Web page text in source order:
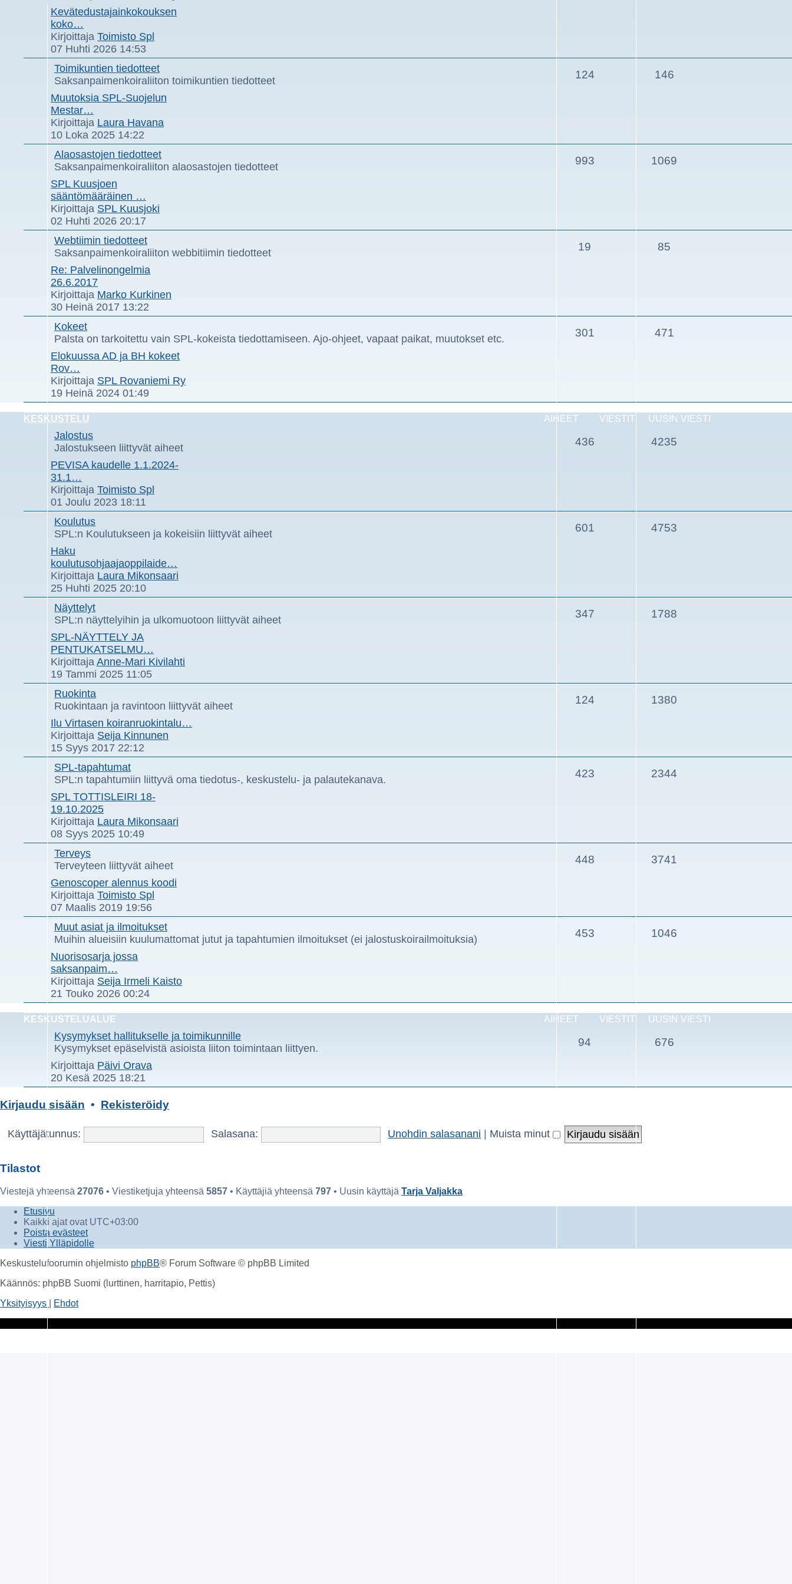
Kevätedustajainkokouksen
koko…
Kirjoittaja Toimisto Spl
viesti
07 Huhti 2026 14:53
Toimikuntien tiedotteet
Saksanpaimenkoiraliiton toimikuntien tiedotteet
124 146
Muutoksia SPL-Suojelun
Mestar…
Kirjoittaja Laura Havana
viesti
10 Loka 2025 14:22
Alaosastojen tiedotteet
Saksanpaimenkoiraliiton alaosastojen tiedotteet
993 1069
SPL Kuusjoen
sääntömääräinen …
Kirjoittaja SPL Kuusjoki
viesti
02 Huhti 2026 20:17
Webtiimin tiedotteet
Saksanpaimenkoiraliiton webbitiimin tiedotteet
19 85
Re: Palvelinongelmia
26.6.2017
Kirjoittaja Marko Kurkinen
viesti
30 Heinä 2017 13:22
Kokeet
Palsta on tarkoitettu vain SPL-kokeista tiedottamiseen. Ajo-ohjeet, vapaat paikat, muutokset etc.
301 471
Elokuussa AD ja BH kokeet
Rov…
Kirjoittaja SPL Rovaniemi RyNäytä
viesti
19 Heinä 2024 01:49
KESKUSTELU AIHEET VIESTIT UUSIN VIESTI
Jalostus
Jalostukseen liittyvät aiheet
436 4235
PEVISA kaudelle 1.1.2024-
31.1…
Kirjoittaja Toimisto Spl
viesti
01 Joulu 2023 18:11
Koulutus
SPL:n Koulutukseen ja kokeisiin liittyvät aiheet
601 4753
Haku
koulutusohjaajaoppilaide…
Kirjoittaja Laura Mikonsaari
viesti
25 Huhti 2025 20:10
Näyttelyt
SPL:n näyttelyihin ja ulkomuotoon liittyvät aiheet
347 1788
SPL-NÄYTTELY JA
PENTUKATSELMU…
Kirjoittaja Anne-Mari Kivilahti
viesti
19 Tammi 2025 11:05
Ruokinta
Ruokintaan ja ravintoon liittyvät aiheet
124 1380
Ilu Virtasen koiranruokintalu…
Kirjoittaja Seija Kinnunen
viesti
15 Syys 2017 22:12
SPL-tapahtumat
SPL:n tapahtumiin liittyvä oma tiedotus-, keskustelu- ja palautekanava.
423 2344
SPL TOTTISLEIRI 18-
19.10.2025
Kirjoittaja Laura Mikonsaari
viesti
08 Syys 2025 10:49
Terveys
Terveyteen liittyvät aiheet
448 3741
Genoscoper alennus koodi
Kirjoittaja Toimisto Spl
viesti
07 Maalis 2019 19:56
Muut asiat ja ilmoitukset
Muihin alueisiin kuulumattomat jutut ja tapahtumien ilmoitukset (ei jalostuskoirailmoituksia)
453 1046
Nuorisosarja jossa
saksanpaim…
Kirjoittaja Seija Irmeli KaistoNäytä
viesti
21 Touko 2026 00:24
KESKUSTELUALUE AIHEET VIESTIT UUSIN VIESTI
Kysymykset hallitukselle ja toimikunnille
Kysymykset epäselvistä asioista liiton toimintaan liittyen.
94 676
Kirjoittaja Päivi Orava
viesti
20 Kesä 2025 18:21
Kirjaudu sisään • Rekisteröidy
Käyttäjätunnus: Salasana: Unohdin salasanani Muista minut
Tilastot
Viestejä yhteensä 27076 • Viestiketjuja yhteensä 5857 • Käyttäjiä yhteensä 797 • Uusin käyttäjä Tarja Valjakka
Etusivu
Kaikki ajat ovat UTC+03:00
Poista evästeet
Viesti Ylläpidolle
Keskustelufoorumin ohjelmisto phpBB® Forum Software © phpBB Limited
Käännös: phpBB Suomi (lurttinen, harritapio, Pettis)
Yksityisyys
Ehdot